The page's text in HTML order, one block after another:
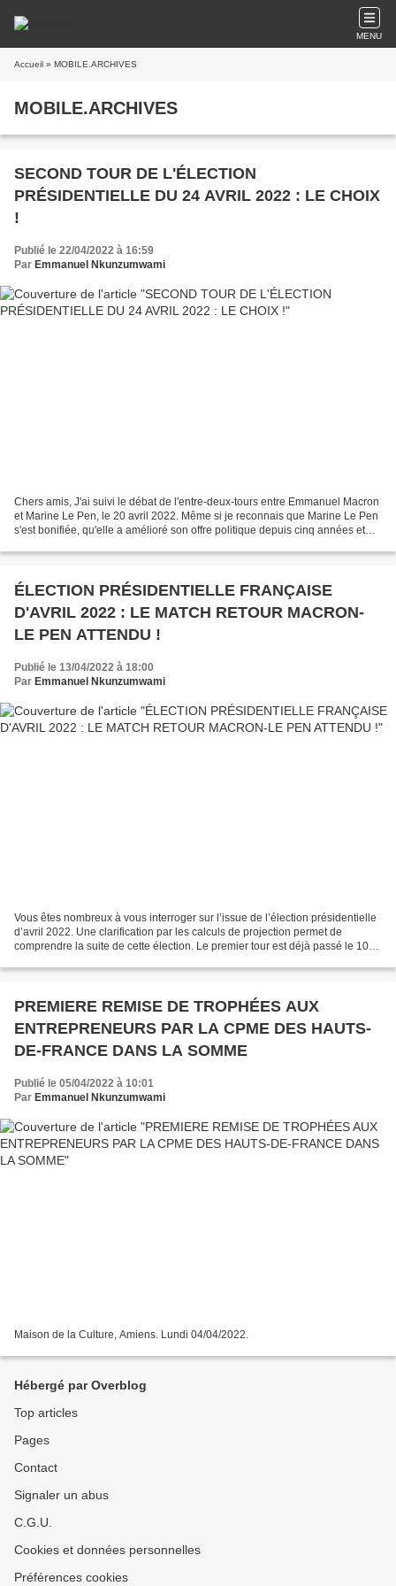
MENU
Accueil » MOBILE.ARCHIVES
MOBILE.ARCHIVES
SECOND TOUR DE L'ÉLECTION
PRÉSIDENTIELLE DU 24 AVRIL 2022 : LE CHOIX
!
Publié le 22/04/2022 à 16:59
Par Emmanuel Nkunzumwami
Chers amis, J'ai suivi le débat de l'entre-deux-tours entre Emmanuel Macron
et Marine Le Pen, le 20 avril 2022. Même si je reconnais que Marine Le Pen
s'est bonifiée, qu'elle a amélioré son offre politique depuis cinq années et
ÉLECTION PRÉSIDENTIELLE FRANÇAISE
D'AVRIL 2022 : LE MATCH RETOUR MACRON-
LE PEN ATTENDU !
Publié le 13/04/2022 à 18:00
Par Emmanuel Nkunzumwami
Vous êtes nombreux à vous interroger sur l’issue de l’élection présidentielle
d’avril 2022. Une clarification par les calculs de projection permet de
comprendre la suite de cette élection. Le premier tour est déjà passé le 10
PREMIERE REMISE DE TROPHÉES AUX
ENTREPRENEURS PAR LA CPME DES HAUTS-
DE-FRANCE DANS LA SOMME
Publié le 05/04/2022 à 10:01
Par Emmanuel Nkunzumwami
Maison de la Culture, Amiens. Lundi 04/04/2022.
Hébergé par Overblog
Top articles
Pages
Contact
Signaler un abus
C.G.U.
Cookies et données personnelles
Préférences cookies